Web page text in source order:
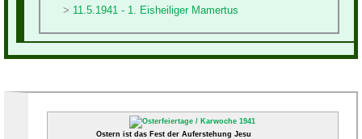
11.5.1941 - 1. Eisheiliger Mamertus
Ostern ist das Fest der Auferstehung Jesu